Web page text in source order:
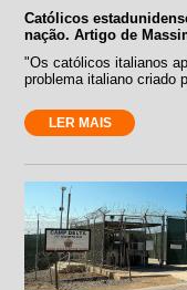
Católicos
nação. Artigo de
"Os católicos italianos
problema italiano criado
LER MAIS